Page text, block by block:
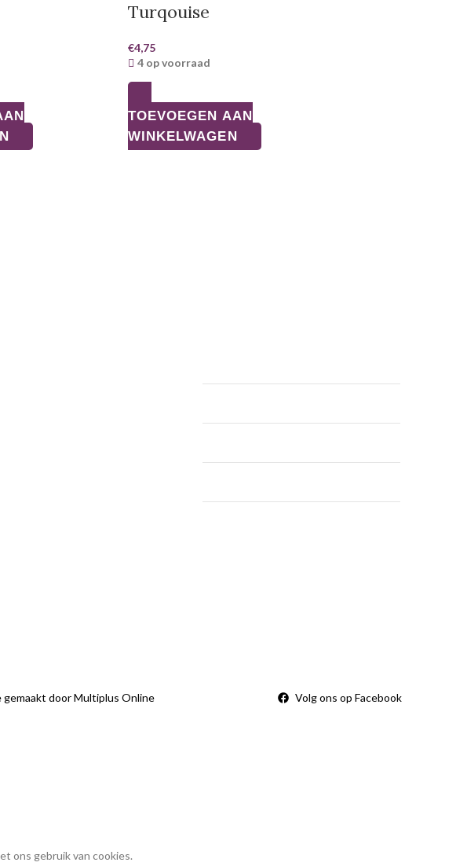
Turqouise
€4,75
4 op voorraad
TOEVOEGEN AAN
WINKELWAGEN
door Multiplus Online Volg ons op Facebook
ons gebruik van cookies.